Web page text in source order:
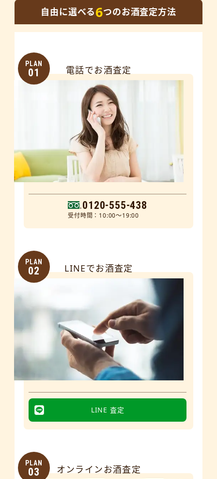
自由に選べる6つのお酒査定方法
PLAN
01 電話でお酒査定
0120-555-438
受付時間：10:00～19:00
PLAN
02 LINEでお酒査定
LINE 査定
PLAN
03 オンラインお酒査定